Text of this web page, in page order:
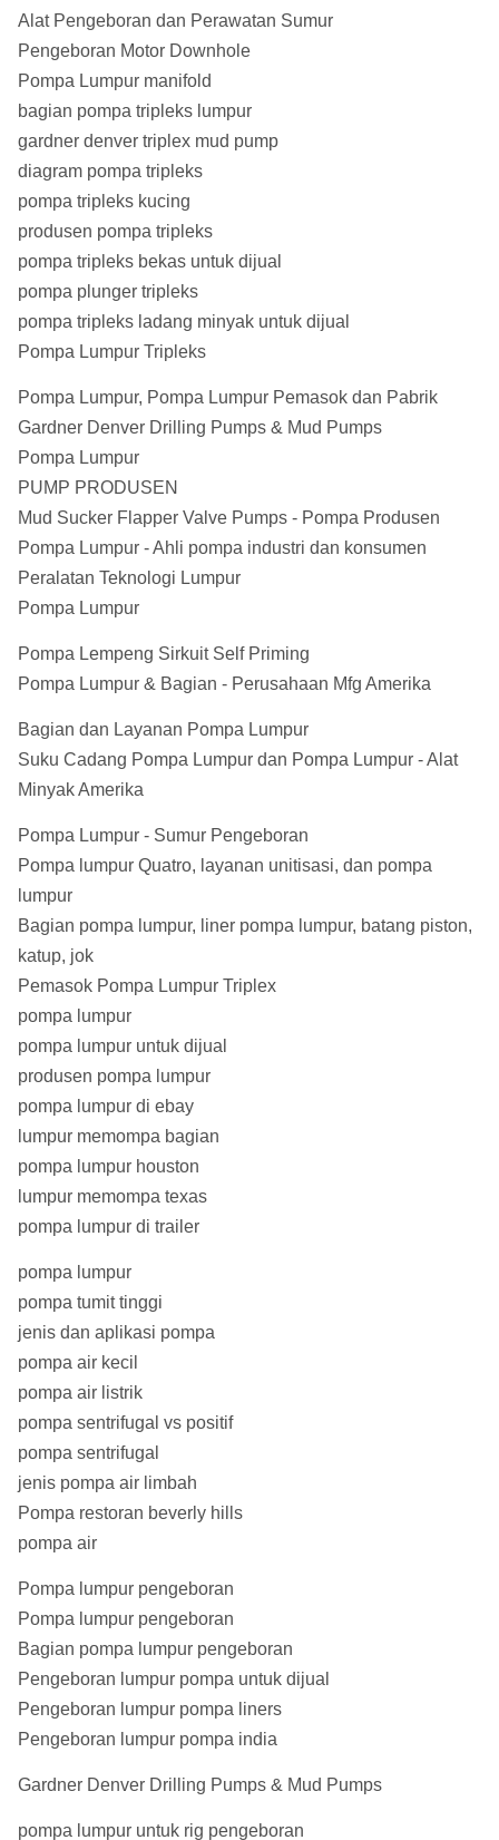
Alat Pengeboran dan Perawatan Sumur
Pengeboran Motor Downhole
Pompa Lumpur manifold
bagian pompa tripleks lumpur
gardner denver triplex mud pump
diagram pompa tripleks
pompa tripleks kucing
produsen pompa tripleks
pompa tripleks bekas untuk dijual
pompa plunger tripleks
pompa tripleks ladang minyak untuk dijual
Pompa Lumpur Tripleks
Pompa Lumpur, Pompa Lumpur Pemasok dan Pabrik
Gardner Denver Drilling Pumps & Mud Pumps
Pompa Lumpur
PUMP PRODUSEN
Mud Sucker Flapper Valve Pumps - Pompa Produsen
Pompa Lumpur - Ahli pompa industri dan konsumen
Peralatan Teknologi Lumpur
Pompa Lumpur
Pompa Lempeng Sirkuit Self Priming
Pompa Lumpur & Bagian - Perusahaan Mfg Amerika
Bagian dan Layanan Pompa Lumpur
Suku Cadang Pompa Lumpur dan Pompa Lumpur - Alat
Minyak Amerika
Pompa Lumpur - Sumur Pengeboran
Pompa lumpur Quatro, layanan unitisasi, dan pompa
lumpur
Bagian pompa lumpur, liner pompa lumpur, batang piston,
katup, jok
Pemasok Pompa Lumpur Triplex
pompa lumpur
pompa lumpur untuk dijual
produsen pompa lumpur
pompa lumpur di ebay
lumpur memompa bagian
pompa lumpur houston
lumpur memompa texas
pompa lumpur di trailer
pompa lumpur
pompa tumit tinggi
jenis dan aplikasi pompa
pompa air kecil
pompa air listrik
pompa sentrifugal vs positif
pompa sentrifugal
jenis pompa air limbah
Pompa restoran beverly hills
pompa air
Pompa lumpur pengeboran
Pompa lumpur pengeboran
Bagian pompa lumpur pengeboran
Pengeboran lumpur pompa untuk dijual
Pengeboran lumpur pompa liners
Pengeboran lumpur pompa india
Gardner Denver Drilling Pumps & Mud Pumps
pompa lumpur untuk rig pengeboran